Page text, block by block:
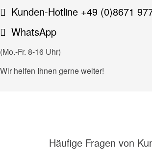
Kunden-Hotline +49 (0)8671
WhatsApp
(Mo.-Fr. 8-16 Uhr)
Wir helfen Ihnen gerne weiter!
Häufige Fragen von